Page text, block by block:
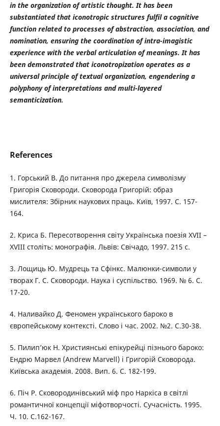
in the organization of artistic thought. It has been
substantiated that iconotropic structures fulfil a cognitive
function related to processes of abstraction, association, and
nomination, ensuring the coordination of intra-imagistic
experience with the verbal articulation of meanings. It has
been demonstrated that iconotropization operates as a
universal principle of textual organization, engendering a
polyphony of interpretations and multi-layered
semanticization.
References
1. Горський В. До питання про джерела символізму
Григорія Сковороди. Сковорода Григорій: образ
мислителя: Збірник наукових праць. Київ, 1997. С. 157-
164.
2. Криса Б. Пересотворення світу Українська поезія XVII –
XVIII століть: монографія. Львів: Свічадо, 1997. 215 с.
3. Лощиць Ю. Мудрець та Сфінкс. Малюнки-символи у
творах Г. С. Сковороди. Наука і суспільство. 1969. № 6. С.
17-20.
4. Наливайко Д. Феномен українського бароко в
європейському контексті. Слово і час. 2002. №2. С.30-38.
5. Пилип’юк Н. Християнські епікурейці пізнього бароко:
Ендрю Марвел (Andrew Marvell) і Григорій Сковорода.
Київська академія. 2008. Вип. 6. С. 182-199.
6. Піч Р. Сковородинівський міф про Наркіса в світлі
романтичної концепції міфотворчості. Сучасність. 1995.
Ч. 10. С.162-167.